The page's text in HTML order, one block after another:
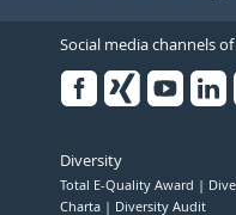
Social media channels
Diversity
Total E-Quality Award
Charta
Diversity Audit